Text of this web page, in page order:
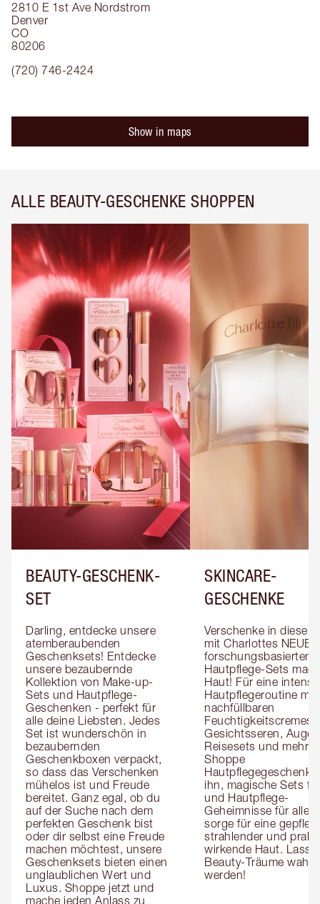
2810 E 1st Ave Nordstrom
Denver
CO
80206
(720) 746-2424
Show in maps
ALLE BEAUTY-GESCHENKE SHOPPEN
BEAUTY-GESCHENK-
SET
Darling, entdecke unsere
atemberaubenden
Geschenksets! Entdecke
unsere bezaubernde
Kollektion von Make-up-
Sets und Hautpflege-
Geschenken - perfekt für
alle deine Liebsten. Jedes
Set ist wunderschön in
bezaubernden
Geschenkboxen verpackt,
so dass das Verschenken
mühelos ist und Freude
bereitet. Ganz egal, ob du
auf der Suche nach dem
perfekten Geschenk bist
oder dir selbst eine Freude
machen möchtest, unsere
Geschenksets bieten einen
unglaublichen Wert und
Luxus. Shoppe jetzt und
mache jeden Anlass zu
SKINCARE-
GESCHENKE
Verschenke in dieser
mit Charlottes NEUEN
forschungsbasierten
Hautpflege-Sets
Haut! Für eine
Hautpflegeroutine mit
nachfüllbaren
Feuchtigkeitscremes,
Gesichtsseren,
Reisesets und mehr!
Shoppe
ihn, magische Sets
und Hautpflege-
Geheimnisse für alle,
sorge für eine
strahlender und
wirkende Haut. Lass
Beauty-Träume wahr
werden!